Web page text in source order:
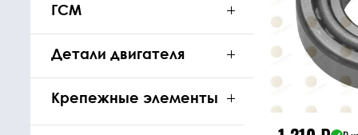
ГСМ
Детали двигателя
Крепежные элементы